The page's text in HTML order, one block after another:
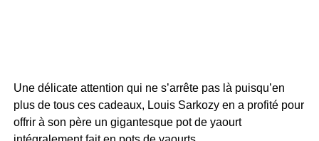
Une délicate attention qui ne s’arrête pas là puisqu’en
plus de tous ces cadeaux, Louis Sarkozy en a profité pour
offrir à son père un gigantesque pot de yaourt